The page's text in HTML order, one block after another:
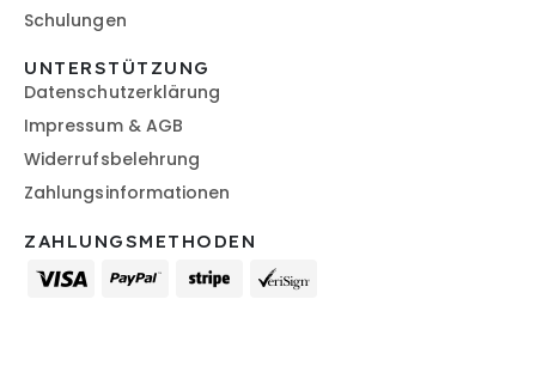
Schulungen
UNTERSTÜTZUNG
Datenschutzerklärung
Impressum & AGB
Widerrufsbelehrung
Zahlungsinformationen
ZAHLUNGSMETHODEN